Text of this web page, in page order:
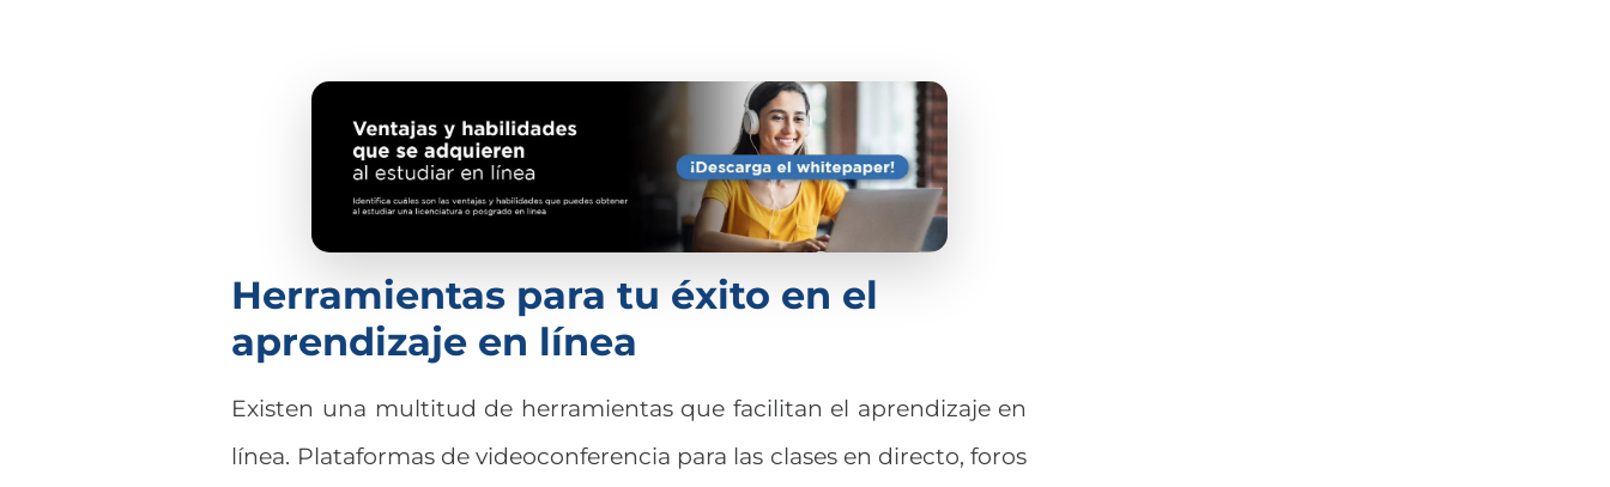
Herramientas para tu éxito en el
aprendizaje en línea
Existen una multitud de herramientas que facilitan el aprendizaje en
línea. Plataformas de videoconferencia para las clases en directo, foros